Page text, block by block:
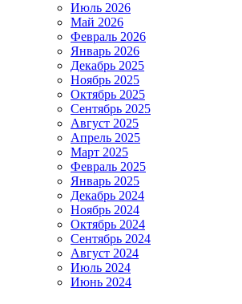
Июль 2026
Май 2026
Февраль 2026
Январь 2026
Декабрь 2025
Ноябрь 2025
Октябрь 2025
Сентябрь 2025
Август 2025
Апрель 2025
Март 2025
Февраль 2025
Январь 2025
Декабрь 2024
Ноябрь 2024
Октябрь 2024
Сентябрь 2024
Август 2024
Июль 2024
Июнь 2024